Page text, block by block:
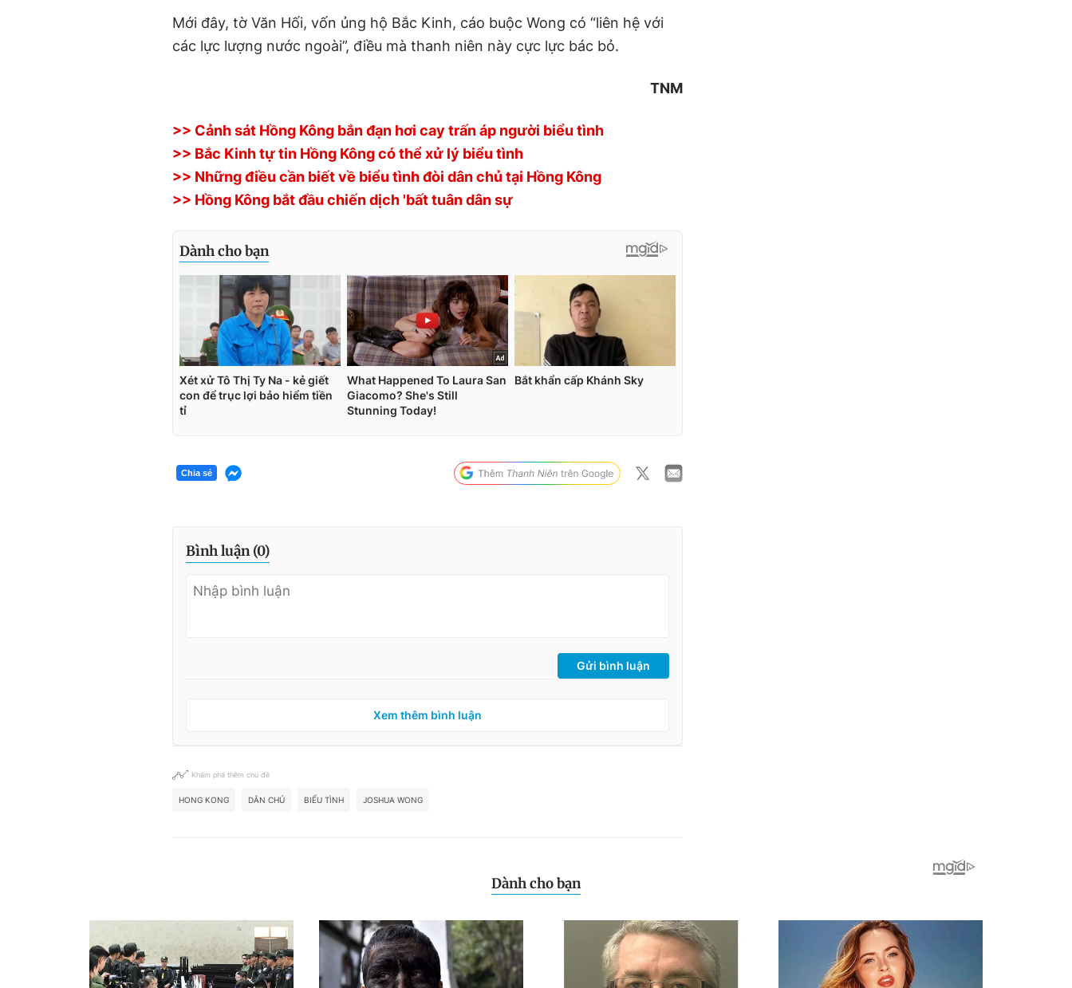
Mới đây, tờ Văn Hối, vốn ủng hộ Bắc Kinh, cáo buộc Wong có “liên hệ với
các lực lượng nước ngoài”, điều mà thanh niên này cực lực bác bỏ.
TNM
>> Cảnh sát Hồng Kông bắn đạn hơi cay trấn áp người biểu tình
>> Bắc Kinh tự tin Hồng Kông có thể xử lý biểu tình
>> Những điều cần biết về biểu tình đòi dân chủ tại Hồng Kông
>> Hồng Kông bắt đầu chiến dịch 'bất tuân dân sự
Chia sẻ
Bình luận (0)
Gửi bình luận
Xem thêm bình luận
Khám phá thêm chủ đề
HONG KONG DÂN CHỦ BIỂU TÌNH JOSHUA WONG